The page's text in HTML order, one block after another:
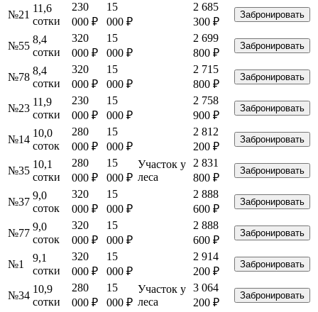
№21
11,6
сотки
230
000 ₽
15
000 ₽
2 685
300 ₽
Забронировать
№55
8,4
сотки
320
000 ₽
15
000 ₽
2 699
800 ₽
Забронировать
№78
8,4
сотки
320
000 ₽
15
000 ₽
2 715
800 ₽
Забронировать
№23
11,9
сотки
230
000 ₽
15
000 ₽
2 758
900 ₽
Забронировать
№14
10,0
соток
280
000 ₽
15
000 ₽
2 812
200 ₽
Забронировать
№35
10,1
сотки
280
000 ₽
15
000 ₽
Участок у
леса
2 831
800 ₽
Забронировать
№37
9,0
соток
320
000 ₽
15
000 ₽
2 888
600 ₽
Забронировать
№77
9,0
соток
320
000 ₽
15
000 ₽
2 888
600 ₽
Забронировать
№1
9,1
сотки
320
000 ₽
15
000 ₽
2 914
200 ₽
Забронировать
№34
10,9
сотки
280
000 ₽
15
000 ₽
Участок у
леса
3 064
200 ₽
Забронировать